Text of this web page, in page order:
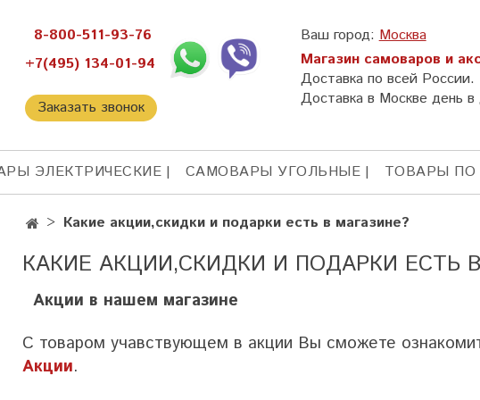
8-800-511-93-76
+7(495) 134-01-94
Заказать звонок
Ваш город:Москва
Магазин самоваров и
Доставка по всей России.
Доставка в Москве день в
ЭЛЕКТРИЧЕСКИЕ САМОВАРЫ УГОЛЬНЫЕ ТОВАРЫ ПО
Какие акции,скидки и подарки есть в магазине?
КАКИЕ АКЦИИ,СКИДКИ И ПОДАРКИ ЕСТЬ
Акции в нашем магазине
С товаром учавствующем в акции Вы сможете
Акции.